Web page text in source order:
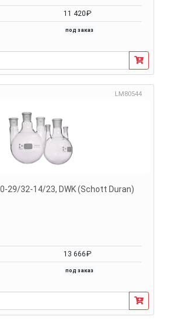
11 420₽
под заказ
LM80544
29/32-14/23, DWK (Schott Duran)
13 666₽
под заказ